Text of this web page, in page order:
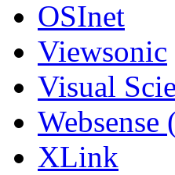
OSInet
Viewsonic
Visual
XLink